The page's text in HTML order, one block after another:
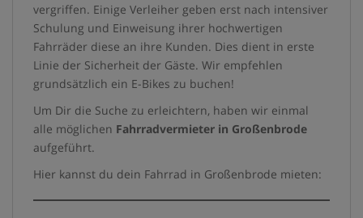
vergriffen. Einige Verleiher geben erst nach intensiver
Schulung und Einweisung ihrer hochwertigen
Fahrräder diese an ihre Kunden. Dies dient in erste
Linie der Sicherheit der Gäste. Wir empfehlen
grundsätzlich ein E-Bikes zu buchen!
Um Dir die Suche zu erleichtern, haben wir einmal
alle möglichen Fahrradvermieter in Großenbrode
aufgeführt.
Hier kannst du dein Fahrrad in Großenbrode mieten: